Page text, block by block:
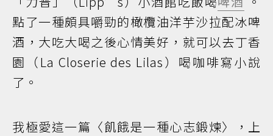
點了一種頗具嚼勁的橄欖油洋芋沙拉配冰啤
酒，大吃大喝之後心情美好，就可以去丁香
園（La Closerie des Lilas）喝咖啡寫小說
了。
我極愛這一篇〈飢餓是一種心志鍛煉〉，上